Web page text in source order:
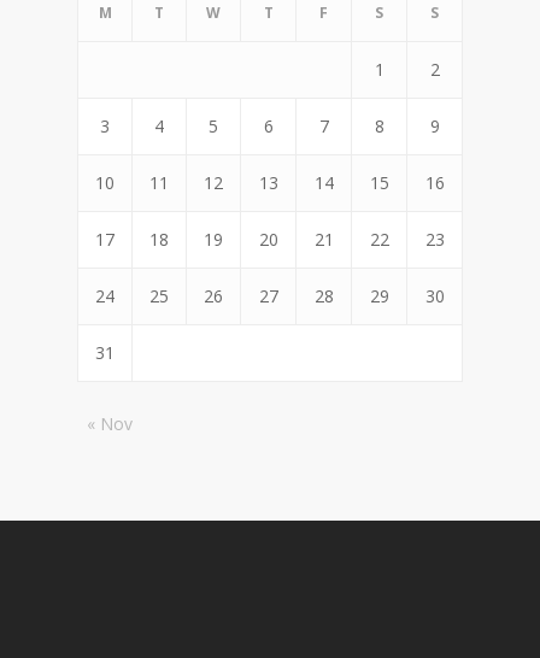
M T W T F S S
1 2
3 4 5 6 7 8 9
10 11 12 13 14 15 16
17 18 19 20 21 22 23
24 25 26 27 28 29 30
31
« Nov